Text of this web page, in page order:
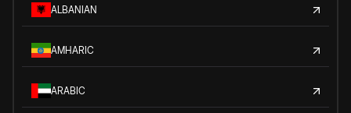
ALBANIAN
AMHARIC
ARABIC